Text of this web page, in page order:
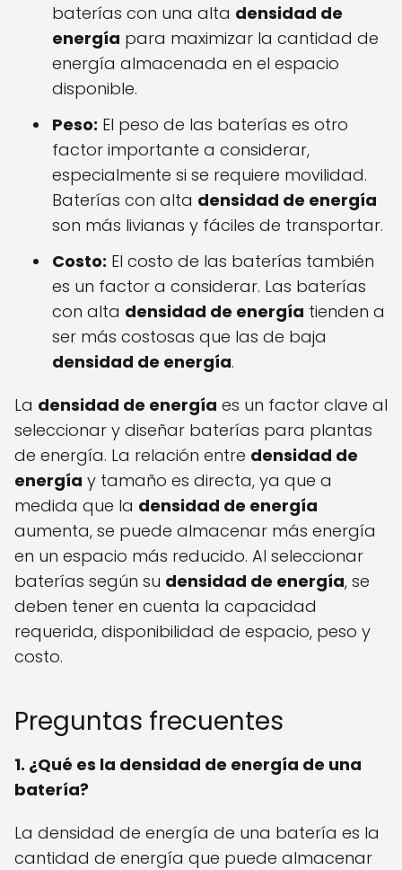
baterías con una alta densidad de
energía para maximizar la cantidad de
energía almacenada en el espacio
disponible.
Peso: El peso de las baterías es otro
factor importante a considerar,
especialmente si se requiere movilidad.
Baterías con alta densidad de energía
son más livianas y fáciles de transportar.
Costo: El costo de las baterías también
es un factor a considerar. Las baterías
con alta densidad de energía tienden a
ser más costosas que las de baja
densidad de energía.
La densidad de energía es un factor clave al
seleccionar y diseñar baterías para plantas
de energía. La relación entre densidad de
energía y tamaño es directa, ya que a
medida que la densidad de energía
aumenta, se puede almacenar más energía
en un espacio más reducido. Al seleccionar
baterías según su densidad de energía, se
deben tener en cuenta la capacidad
requerida, disponibilidad de espacio, peso y
costo.
Preguntas frecuentes
1. ¿Qué es la densidad de energía de una
batería?
La densidad de energía de una batería es la
cantidad de energía que puede almacenar